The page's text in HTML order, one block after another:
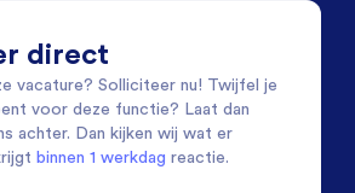
direct
vacature? Solliciteer nu! Twijfel je
voor deze functie? Laat dan
achter. Dan kijken wij wat er
binnen 1 werkdag reactie.